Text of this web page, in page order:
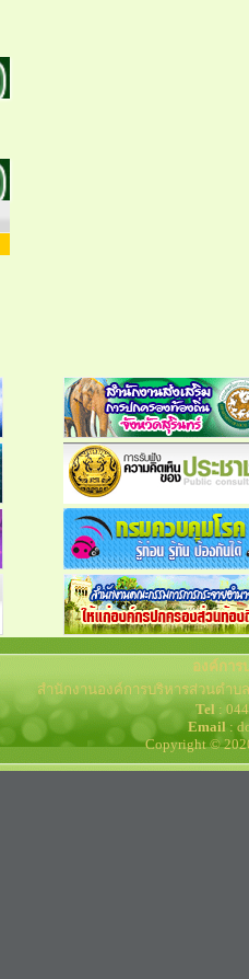
องค์กา
สำนักงานองค์การบริหารส่วนตำ
Tel:
Email :
Copyright ©